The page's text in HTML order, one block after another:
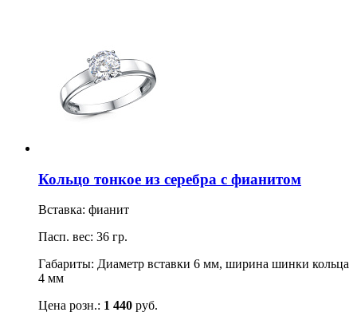
Кольцо тонкое из серебра с фианитом
Вставка: фианит
Пасп. вес: 36 гр.
Габариты: Диаметр вставки 6 мм, ширина шинки кольца
4 мм
Цена розн.: 1 440 руб.